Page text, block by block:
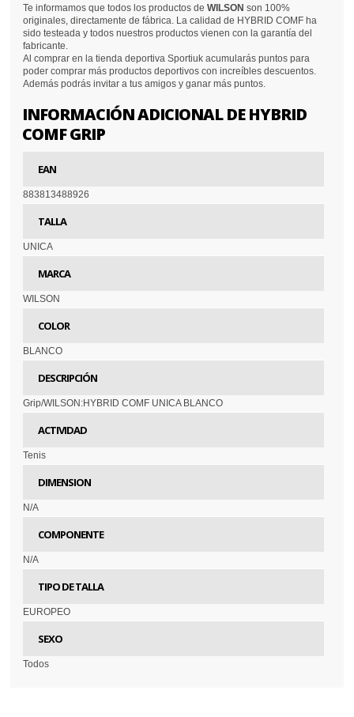
Te informamos que todos los productos deWILSON son 100%
originales, directamente de fábrica. La calidad de HYBRID COMF ha
sido testeada y todos nuestros productos vienen con la garantía del
fabricante.
Al comprar en la tienda deportiva Sportiuk acumularás puntos para
poder comprar más productos deportivos con increíbles descuentos.
Además podrás invitar a tus amigos y ganar más puntos.
INFORMACIÓN ADICIONAL DE HYBRID
COMF GRIP
EAN
883813488926
TALLA
UNICA
MARCA
WILSON
COLOR
BLANCO
DESCRIPCIÓN
Grip/WILSON:HYBRID COMF UNICA BLANCO
ACTIVIDAD
Tenis
DIMENSION
N/A
COMPONENTE
N/A
TIPO DE TALLA
EUROPEO
SEXO
Todos